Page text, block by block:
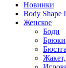
Новинки
Body Shape
Женское
Боди
Брюки